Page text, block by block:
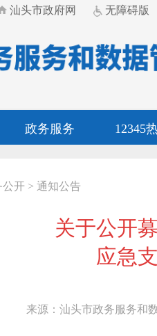
汕头市政府网 无障碍版
政务服务 12345
公开 > 通知公告
关于公开
应急
来源：汕头市政务服务和